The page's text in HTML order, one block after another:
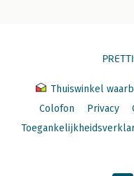
Thuiswinkel
Colofon
Privacy